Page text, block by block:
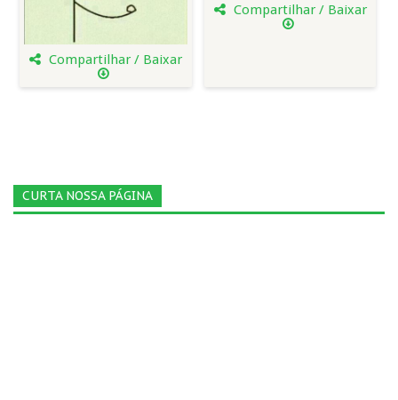
Compartilhar / Baixar
Compartilhar / Baixar
CURTA NOSSA PÁGINA